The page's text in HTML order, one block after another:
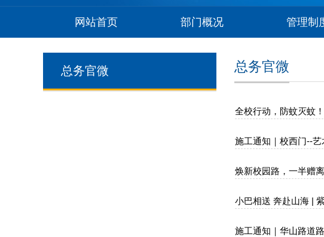
网站首页 部门概况 管理制
总务官微 总务官微
全校行动，防蚊灭蚊！
施工通知｜校西门--
焕新校园路，一半赠
小巴相送 奔赴山海 |
施工通知｜华山路道